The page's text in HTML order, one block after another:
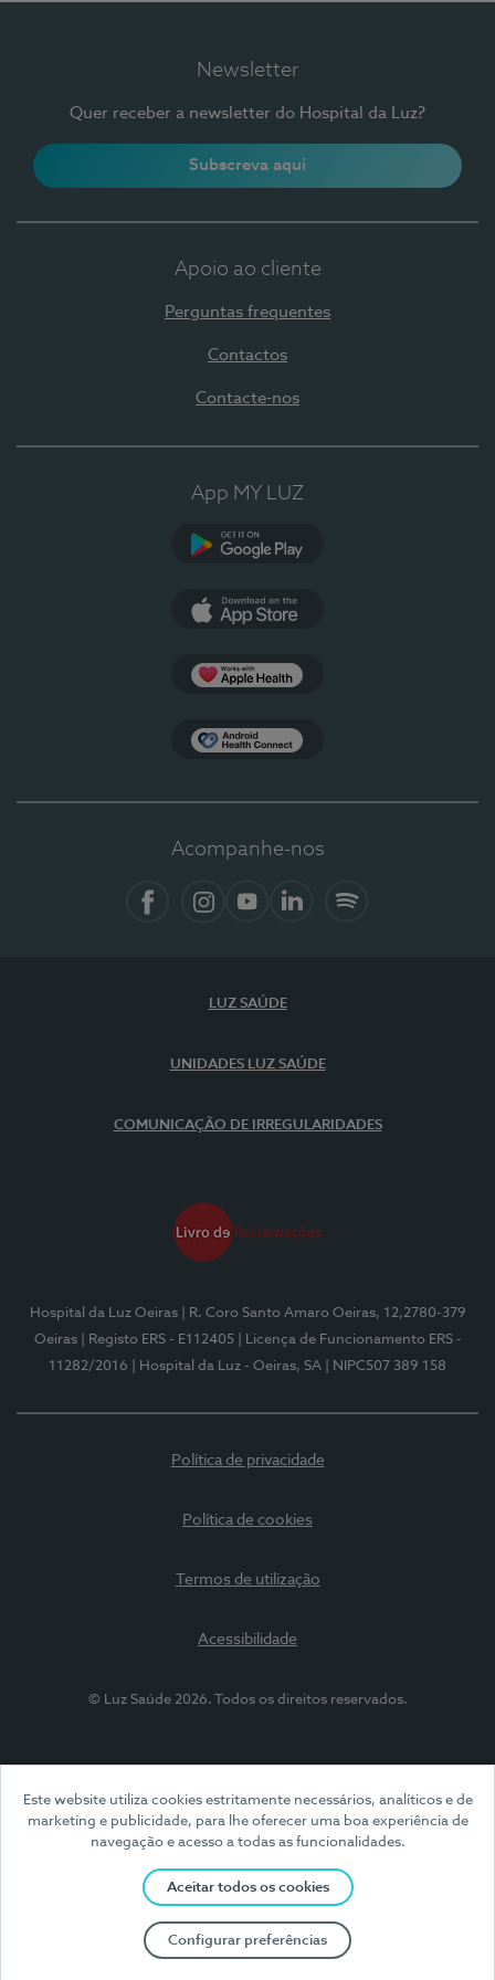
Este website utiliza cookies estritamente necessários, analíticos e de
marketing e publicidade, para lhe oferecer uma boa experiência de
navegação e acesso a todas as funcionalidades.
Aceitar todos os cookies
Configurar preferências
Newsletter
Quer receber a newsletter do Hospital da Luz?
Subscreva aqui
Apoio ao cliente
Perguntas frequentes
Contactos
Contacte-nos
App MY LUZ
Acompanhe-nos
LUZ SAÚDE
UNIDADES LUZ SAÚDE
COMUNICAÇÃO DE IRREGULARIDADES
Hospital da Luz Oeiras
| R. Coro Santo Amaro Oeiras, 12,2780-379
Oeiras
| Registo ERS - E112405
| Licença de Funcionamento ERS -
11282/2016
| Hospital da Luz - Oeiras, SA | NIPC507 389 158
Política de privacidade
Política de cookies
Termos de utilização
Acessibilidade
© Luz Saúde 2026. Todos os direitos reservados.